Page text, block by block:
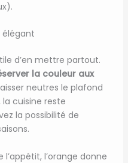
élégant
d’en mettre partout.
la couleur aux
neutres le plafond
la cuisine reste
la possibilité de
l’orange donne